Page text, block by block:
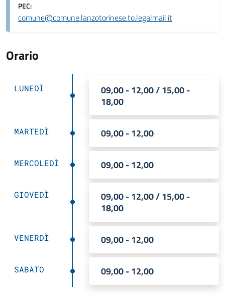
PEC:
comune@comune.lanzotorinese.to.legalmail.it
Orario
LUNEDÌ
09,00 - 12,00 / 15,00 -
18,00
MARTEDÌ 09,00 - 12,00
MERCOLEDÌ 09,00 - 12,00
GIOVEDÌ
09,00 - 12,00 / 15,00 -
18,00
VENERDÌ 09,00 - 12,00
SABATO 09,00 - 12,00